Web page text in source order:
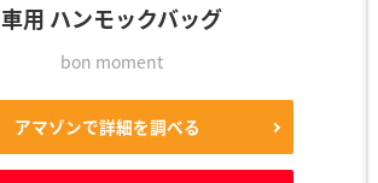
車用 ハンモックバッグ
bon moment
アマゾンで詳細を調べる